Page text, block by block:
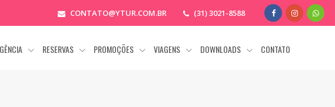
CONTATO@YTUR.COM.BR (31) 3021-8588
RESERVAS PROMOÇÕES VIAGENS DOWNLOADS CONTATO